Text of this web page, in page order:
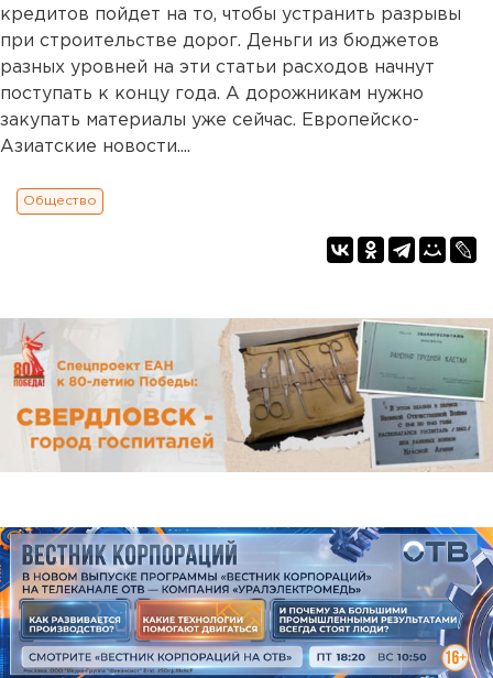
кредитов пойдет на то, чтобы устранить разрывы
при строительстве дорог. Деньги из бюджетов
разных уровней на эти статьи расходов начнут
поступать к концу года. А дорожникам нужно
закупать материалы уже сейчас. Европейско-
Азиатские новости....
Общество